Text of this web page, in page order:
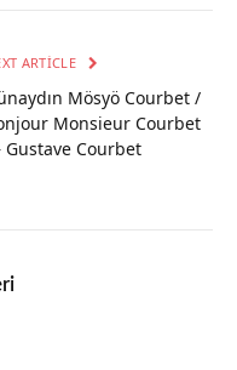
ARTICLE
Mösyö Courbet /
Monsieur Courbet
Courbet